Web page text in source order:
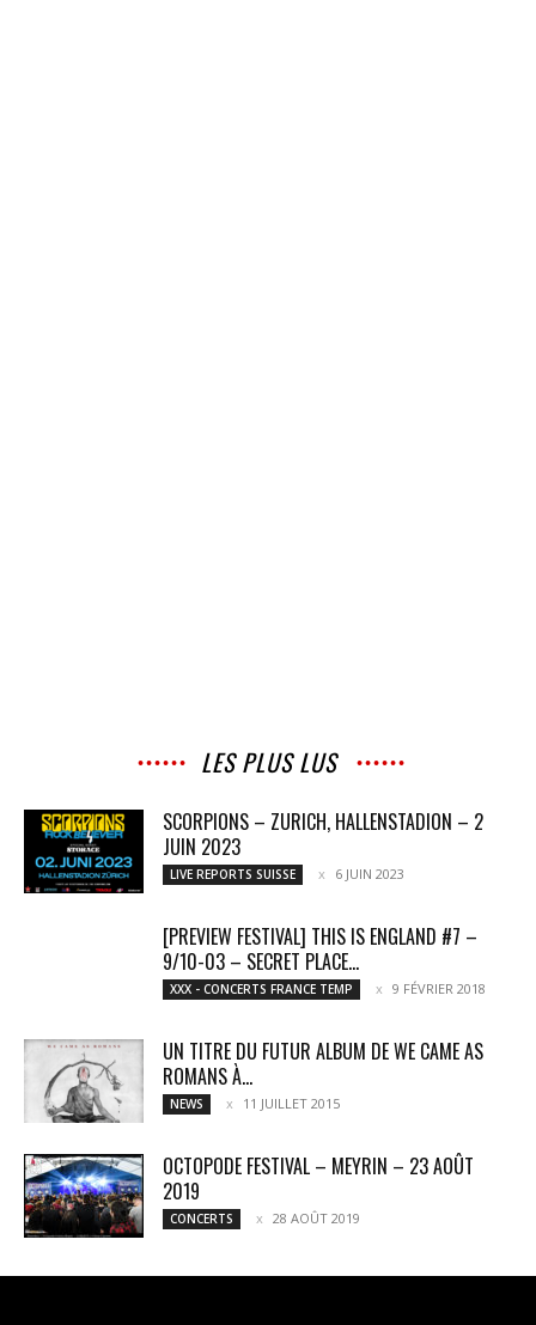
LES PLUS LUS
SCORPIONS – ZURICH, HALLENSTADION – 2
JUIN 2023
LIVE REPORTS SUISSE 6 JUIN 2023
[PREVIEW FESTIVAL] THIS IS ENGLAND #7 –
9/10-03 – SECRET PLACE...
XXX - CONCERTS FRANCE TEMP 9 FÉVRIER 2018
UN TITRE DU FUTUR ALBUM DE WE CAME AS
ROMANS À...
NEWS 11 JUILLET 2015
OCTOPODE FESTIVAL – MEYRIN – 23 AOÛT
2019
CONCERTS 28 AOÛT 2019